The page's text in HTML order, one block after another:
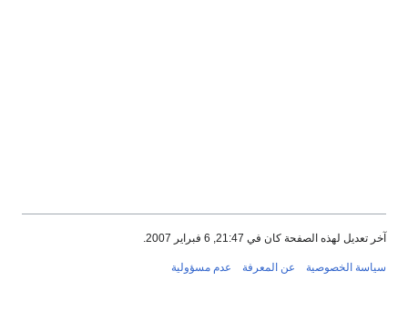
آخر تعديل لهذه الصفحة كان في 21:47, 6 فبراير 2007.
سياسة الخصوصية عن المعرفة عدم مسؤولية